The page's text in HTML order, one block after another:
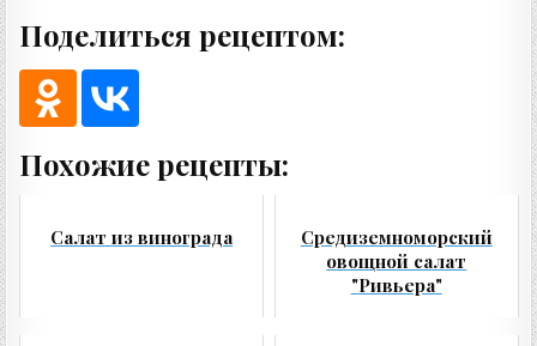
Поделиться рецептом:
Похожие рецепты:
Салат из винограда
Средиземноморский
овощной салат
"Ривьера"